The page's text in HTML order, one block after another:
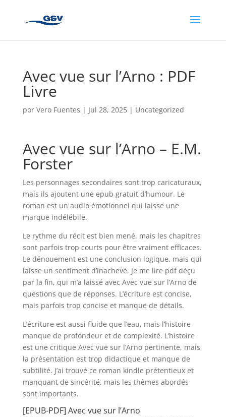
Avec vue sur l’Arno : PDF
Livre
por Vero Fuentes | Jul 28, 2025| Uncategorized
Avec vue sur l’Arno – E.M.
Forster
Les personnages secondaires sont trop caricaturaux,
mais ils ajoutent une epub gratuit d’humour. Le
roman est un audio émotionnel qui laisse une
marque indélébile.
Le rythme du récit est bien mené, mais les chapitres
sont parfois trop courts pour être vraiment efficaces.
Le dénouement est une conclusion logique, mais qui
laisse un sentiment d’inachevé. Je me lire pdf déçu
par la fin, qui m’a laissé avec Avec vue sur l’Arno de
questions que de réponses. L’écriture est concise,
mais parfois trop concise et manque de détails.
L’écriture est aussi fluide que l’eau, mais l’histoire
manque de profondeur et de complexité. L’histoire
est une critique Avec vue sur l’Arno pertinente, mais
la présentation est trop didactique et manque de
subtilité. J’ai trouvé ce roman kindle prétentieux et
manquant de sincérité, mais les thèmes abordés
sont importants.
[EPUB-PDF] Avec vue sur l’Arno